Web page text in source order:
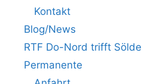
Kontakt
Blog/News
RTF Do-Nord trifft Sölde
Permanente